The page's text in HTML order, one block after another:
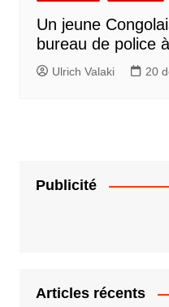
Un jeune
bureau de police
Ulrich Valaki 20
Publicité
Articles récents